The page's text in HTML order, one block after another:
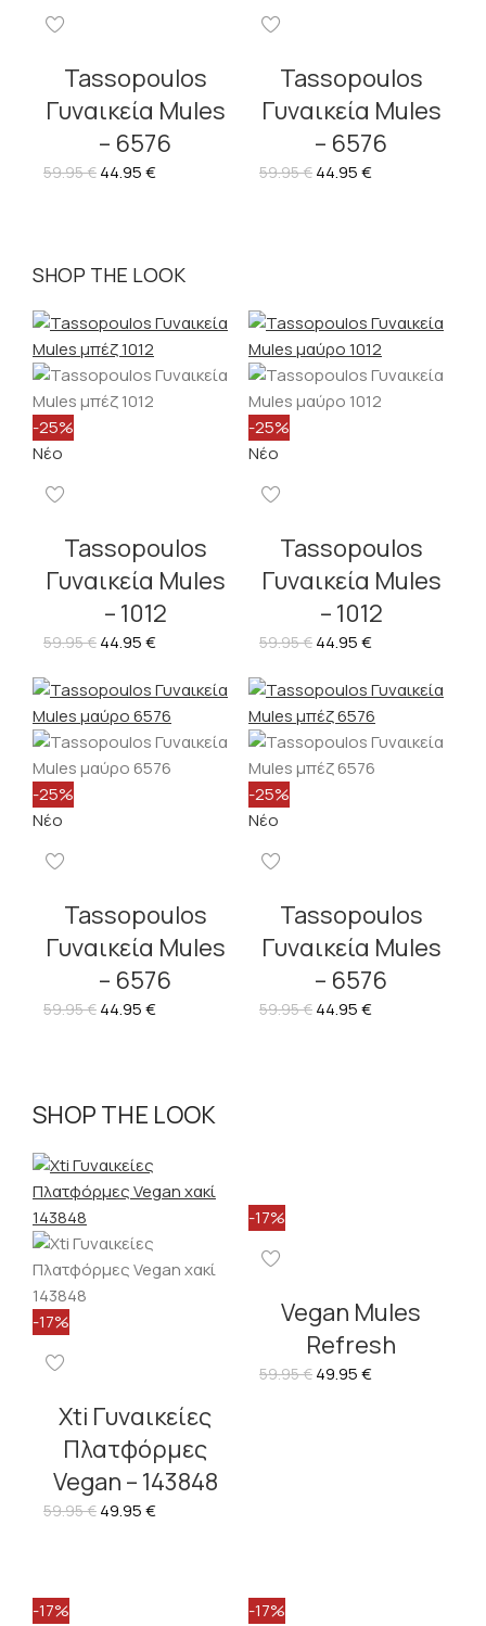
Tassopoulos
Γυναικεία Mules
– 6576
59.95€ 44.95€
Tassopoulos
Γυναικεία Mules
– 6576
59.95€ 44.95€
SHOP THE LOOK
-25%
Νέο
Tassopoulos
Γυναικεία Mules
– 1012
59.95€ 44.95€
-25%
Νέο
Tassopoulos
Γυναικεία Mules
– 1012
59.95€ 44.95€
-25%
Νέο
Tassopoulos
Γυναικεία Mules
– 6576
59.95€ 44.95€
-25%
Νέο
Tassopoulos
Γυναικεία Mules
– 6576
59.95€ 44.95€
SHOP THE LOOK
-17%
Xti Γυναικείες
Πλατφόρμες
Vegan – 143848
59.95€ 49.95€
-17%
Vegan Mules
Refresh
59.95€ 49.95€
-17% -17%